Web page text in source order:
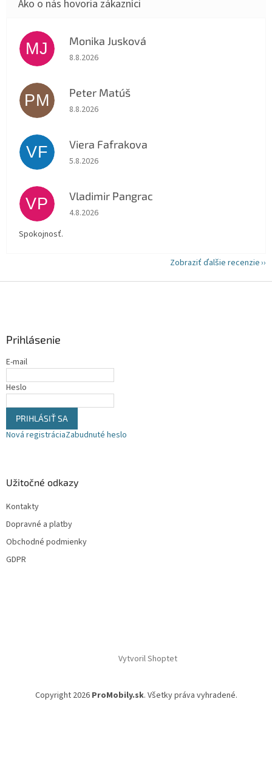
MJ Monika Jusková
Hodnotenie obchodu je 5 z 5 hviezdičiek.
8.8.2026
PM Peter Matúš
Hodnotenie obchodu je 5 z 5 hviezdičiek.
8.8.2026
VF Viera Fafrakova
Hodnotenie obchodu je 5 z 5 hviezdičiek.
5.8.2026
VP Vladimir Pangrac
Hodnotenie obchodu je 5 z 5 hviezdičiek.
4.8.2026
Spokojnosť.
Zobraziť ďalšie recenzie
Prihlásenie
E-mail
Heslo
PRIHLÁSIŤ SA
Nová registráciaZabudnuté heslo
Užitočné odkazy
Kontakty
Dopravné a platby
Obchodné podmienky
GDPR
Vytvoril Shoptet
Copyright 2026 ProMobily.sk. Všetky práva vyhradené.